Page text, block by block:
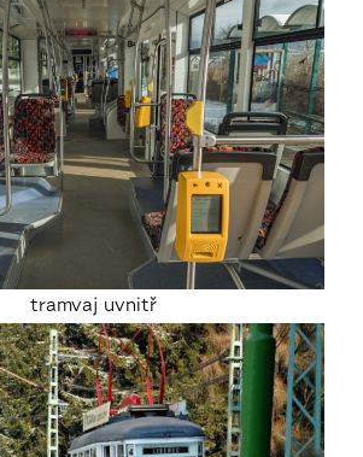
tramvaj uvnitř